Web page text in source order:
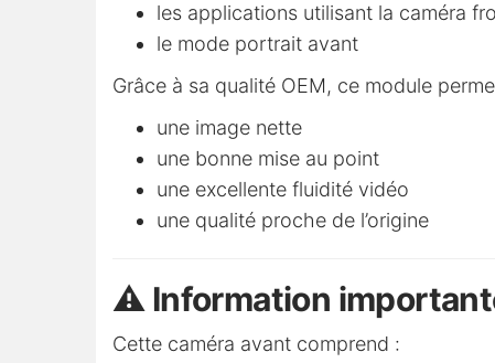
les applications utilisant la caméra
le mode portrait avant
Grâce à sa qualité OEM, ce module
une image nette
une bonne mise au point
une excellente fluidité vidéo
une qualité proche de l’origine
⚠️ Information
Cette caméra avant comprend :